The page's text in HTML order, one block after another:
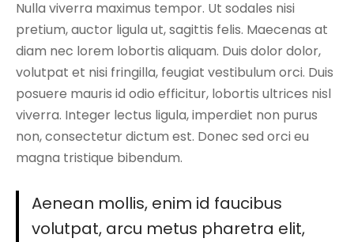
Nulla viverra maximus tempor. Ut sodales nisi
pretium, auctor ligula ut, sagittis felis. Maecenas at
diam nec lorem lobortis aliquam. Duis dolor dolor,
volutpat et nisi fringilla, feugiat vestibulum orci. Duis
posuere mauris id odio efficitur, lobortis ultrices nisl
viverra. Integer lectus ligula, imperdiet non purus
non, consectetur dictum est. Donec sed orci eu
magna tristique bibendum.
Aenean mollis, enim id faucibus
volutpat, arcu metus pharetra elit,